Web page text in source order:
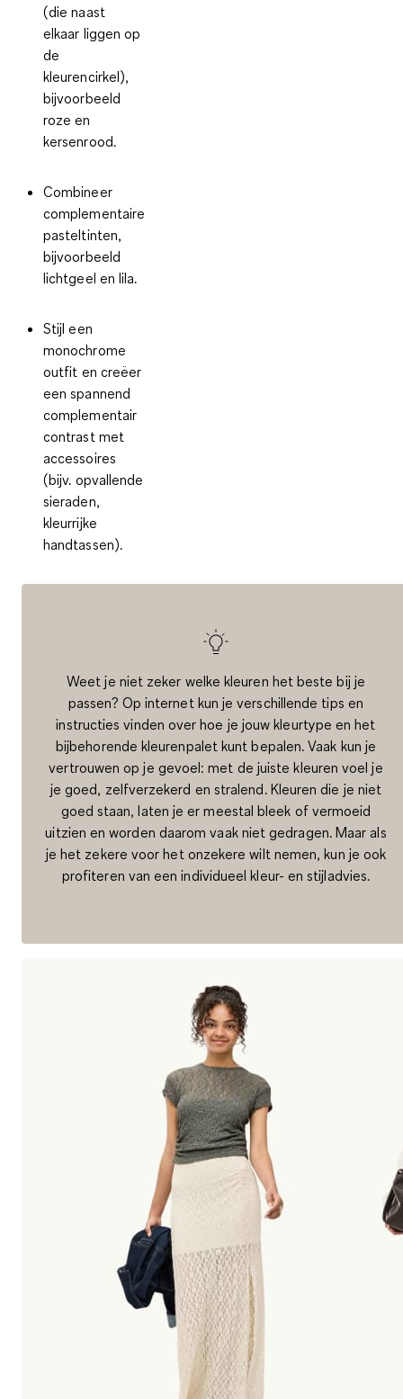
(die naast
elkaar liggen op
de
kleurencirkel),
bijvoorbeeld
roze en
kersenrood.
Combineer
complementaire
pasteltinten,
bijvoorbeeld
lichtgeel en lila.
Stijl een
monochrome
outfit en creëer
een spannend
complementair
contrast met
accessoires
(bijv. opvallende
sieraden,
kleurrijke
handtassen).
Weet je niet zeker welke kleuren het beste bij je
passen? Op internet kun je verschillende tips en
instructies vinden over hoe je jouw kleurtype en het
bijbehorende kleurenpalet kunt bepalen. Vaak kun je
vertrouwen op je gevoel: met de juiste kleuren voel je
je goed, zelfverzekerd en stralend. Kleuren die je niet
goed staan, laten je er meestal bleek of vermoeid
uitzien en worden daarom vaak niet gedragen. Maar als
je het zekere voor het onzekere wilt nemen, kun je ook
profiteren van een individueel kleur- en stijladvies.